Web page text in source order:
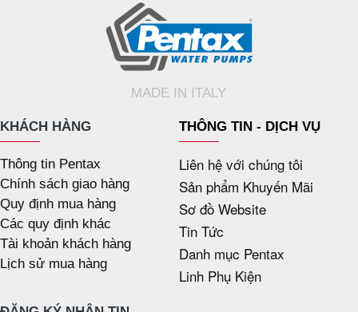
MADE IN ITALY
KHÁCH HÀNG
Thông tin Pentax
Chính sách giao hàng
Quy định mua hàng
Các quy định khác
Tài khoản khách hàng
Lịch sử mua hàng
THÔNG TIN - DỊCH VỤ
Liên hệ với chúng tôi
Sản phẩm Khuyến Mãi
Sơ đồ Website
Tin Tức
Danh mục Pentax
Linh Phụ Kiện